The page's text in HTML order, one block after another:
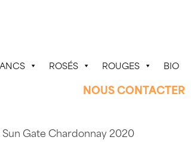
ROSÉS ROUGES BIO
NOUS CONTACTER
Sun Gate Chardonnay 2020